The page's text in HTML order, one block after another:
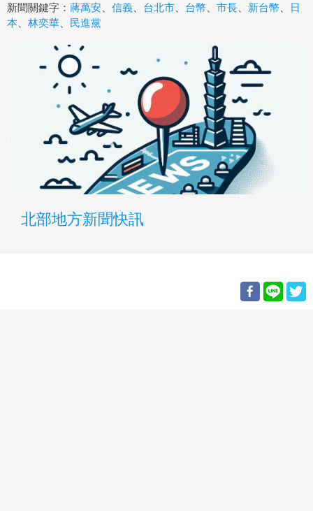
新聞關鍵字： 蔣萬安 信義 台北市 台幣 市長 新台幣
日
本
林奕華 民進黨
北部地方新聞快訊